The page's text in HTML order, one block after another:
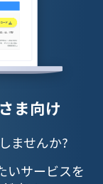
ま向け
ませんか?
いサービスを